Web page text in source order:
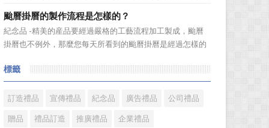
選。當你還在髮愁老爸生日禮物送什麼的時候，一款真皮皮
帶就是非常不錯的選擇。但是真皮皮帶如果疏於保養，也會
黯然失色，出現裂痕和破損的痕跡，今天小編就爲大家分享
真皮皮帶的注意事項...
颱曆掛曆的製作流程是怎樣的？
紀念品 -精美的産品要經過嚴格的工藝流程加工製成，颱曆
掛曆也不例外，那麼您每天所看到的颱曆掛曆是經過怎樣的
颱曆掛曆製作流程 1、專版颱曆掛曆是相對於通用內容
的颱曆掛曆而言，根據您的要求進行單獨的設計、製作、印
刷。內容...
標籤
訂造禮品 宣傳禮品 紀念品 廣告禮品 公司禮品
贈品 禮品訂造 推廣禮品 企業禮品